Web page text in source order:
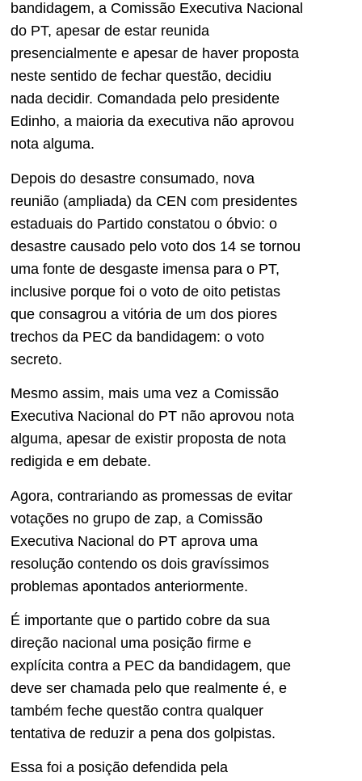
bandidagem, a Comissão Executiva Nacional
do PT, apesar de estar reunida
presencialmente e apesar de haver proposta
neste sentido de fechar questão, decidiu
nada decidir. Comandada pelo presidente
Edinho, a maioria da executiva não aprovou
nota alguma.
Depois do desastre consumado, nova
reunião (ampliada) da CEN com presidentes
estaduais do Partido constatou o óbvio: o
desastre causado pelo voto dos 14 se tornou
uma fonte de desgaste imensa para o PT,
inclusive porque foi o voto de oito petistas
que consagrou a vitória de um dos piores
trechos da PEC da bandidagem: o voto
secreto.
Mesmo assim, mais uma vez a Comissão
Executiva Nacional do PT não aprovou nota
alguma, apesar de existir proposta de nota
redigida e em debate.
Agora, contrariando as promessas de evitar
votações no grupo de zap, a Comissão
Executiva Nacional do PT aprova uma
resolução contendo os dois gravíssimos
problemas apontados anteriormente.
É importante que o partido cobre da sua
direção nacional uma posição firme e
explícita contra a PEC da bandidagem, que
deve ser chamada pelo que realmente é, e
também feche questão contra qualquer
tentativa de reduzir a pena dos golpistas.
Essa foi a posição defendida pela